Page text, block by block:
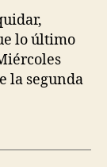
lo último
la segunda